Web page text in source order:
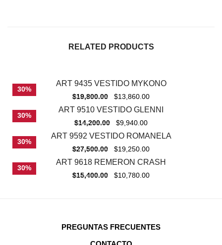
RELATED PRODUCTS
30%
ART 9435 VESTIDO MYKONO
$19,800.00 $13,860.00
30%
ART 9510 VESTIDO GLENNI
$14,200.00 $9,940.00
30%
ART 9592 VESTIDO ROMANELA
$27,500.00 $19,250.00
30%
ART 9618 REMERON CRASH
$15,400.00 $10,780.00
PREGUNTAS FRECUENTES